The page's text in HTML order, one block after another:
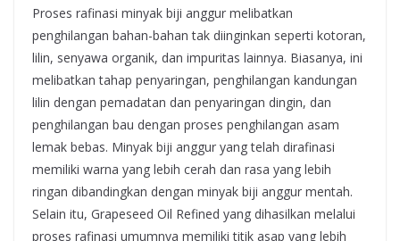
Proses rafinasi minyak biji anggur melibatkan
penghilangan bahan-bahan tak diinginkan seperti kotoran,
lilin, senyawa organik, dan impuritas lainnya. Biasanya, ini
melibatkan tahap penyaringan, penghilangan kandungan
lilin dengan pemadatan dan penyaringan dingin, dan
penghilangan bau dengan proses penghilangan asam
lemak bebas. Minyak biji anggur yang telah dirafinasi
memiliki warna yang lebih cerah dan rasa yang lebih
ringan dibandingkan dengan minyak biji anggur mentah.
Selain itu, Grapeseed Oil Refined yang dihasilkan melalui
proses rafinasi umumnya memiliki titik asap yang lebih